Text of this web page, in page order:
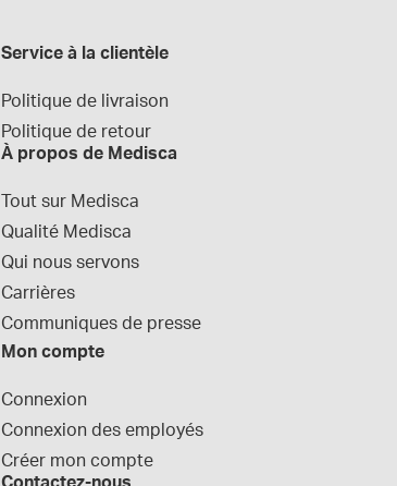
Service à la clientèle
Politique de livraison
Politique de retour
À propos de Medisca
Tout sur Medisca
Qualité Medisca
Qui nous servons
Carrières
Communiques de presse
Mon compte
Connexion
Connexion des employés
Créer mon compte